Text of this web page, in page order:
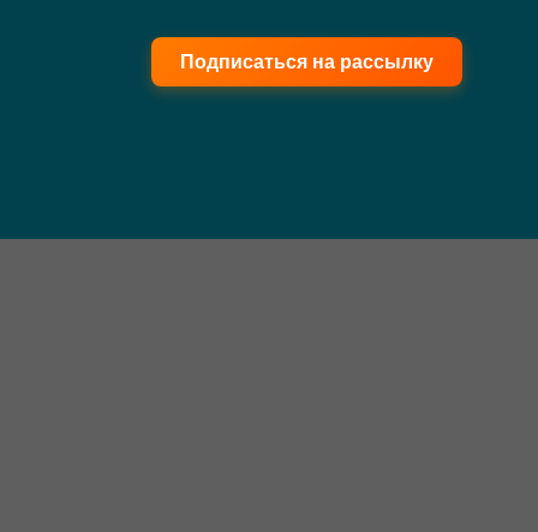
Подписаться на рассылку